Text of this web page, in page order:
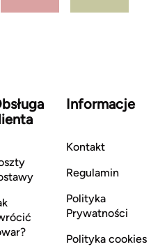
Informacje
Kontakt
Regulamin
Polityka
Prywatności
Polityka cookies